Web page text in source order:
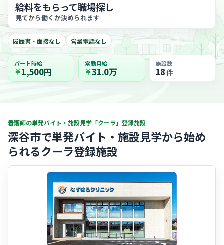
給料をもらって職場探し
見てから働くか決められます
履歴書・面接なし 営業電話なし
パート時給
1,500円
常勤月給
31.0万
施設数
18件
看護師の単発バイト・施設見学「クーラ」登録施設
深谷市で単発バイト・施設見学から始め
られるクーラ登録施設